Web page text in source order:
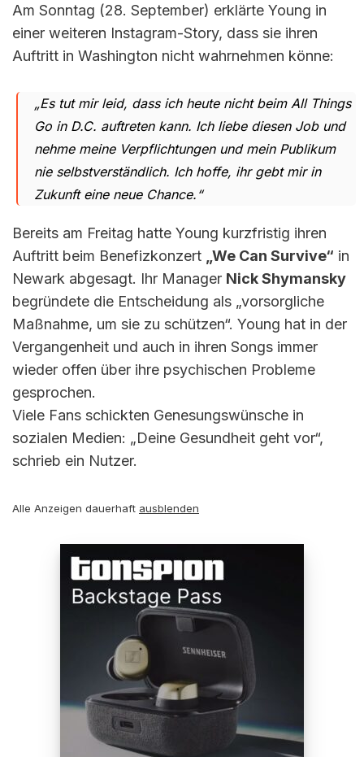
Am Sonntag (28. September) erklärte Young in
einer weiteren Instagram-Story, dass sie ihren
Auftritt in Washington nicht wahrnehmen könne:
„Es tut mir leid, dass ich heute nicht beim All Things
Go in D.C. auftreten kann. Ich liebe diesen Job und
nehme meine Verpflichtungen und mein Publikum
nie selbstverständlich. Ich hoffe, ihr gebt mir in
Zukunft eine neue Chance.“
Bereits am Freitag hatte Young kurzfristig ihren
Auftritt beim Benefizkonzert
„We Can Survive“ in
Newark abgesagt. Ihr Manager Nick Shymansky
begründete die Entscheidung als „vorsorgliche
Maßnahme, um sie zu schützen“. Young hat in der
Vergangenheit und auch in ihren Songs immer
wieder offen über ihre psychischen Probleme
gesprochen.
Viele Fans schickten Genesungswünsche in
sozialen Medien: „Deine Gesundheit geht vor“,
schrieb ein Nutzer.
Alle Anzeigen dauerhaft ausblenden